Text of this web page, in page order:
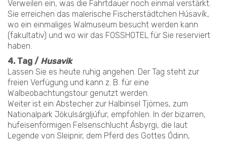
Verweilen ein, was die Fahrtdauer noch einmal verstärkt.
Sie erreichen das malerische Fischerstädtchen Húsavík,
wo ein einmaliges Walmuseum besucht werden kann
(fakultativ) und wo wir das FOSSHOTEL für Sie reserviert
haben.
4. Tag / Husavik
Lassen Sie es heute ruhig angehen. Der Tag steht zur
freien Verfügung und kann z. B. für eine
Walbeobachtungstour genutzt werden.
Weiter ist ein Abstecher zur Halbinsel Tjörnes, zum
Nationalpark Jökulsárgljúfur, empfohlen. In der bizarren,
hufeisenförmigen Felsenschlucht Ásbyrgi, die laut
Legende von Sleipnir, dem Pferd des Gottes Ódinn,